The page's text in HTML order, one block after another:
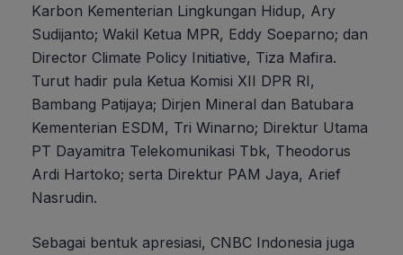
Karbon Kementerian Lingkungan Hidup, Ary
Sudijanto; Wakil Ketua MPR, Eddy Soeparno; dan
Director Climate Policy Initiative, Tiza Mafira.
Turut hadir pula Ketua Komisi XII DPR RI,
Bambang Patijaya; Dirjen Mineral dan Batubara
Kementerian ESDM, Tri Winarno; Direktur Utama
PT Dayamitra Telekomunikasi Tbk, Theodorus
Ardi Hartoko; serta Direktur PAM Jaya, Arief
Nasrudin.
Sebagai bentuk apresiasi, CNBC Indonesia juga